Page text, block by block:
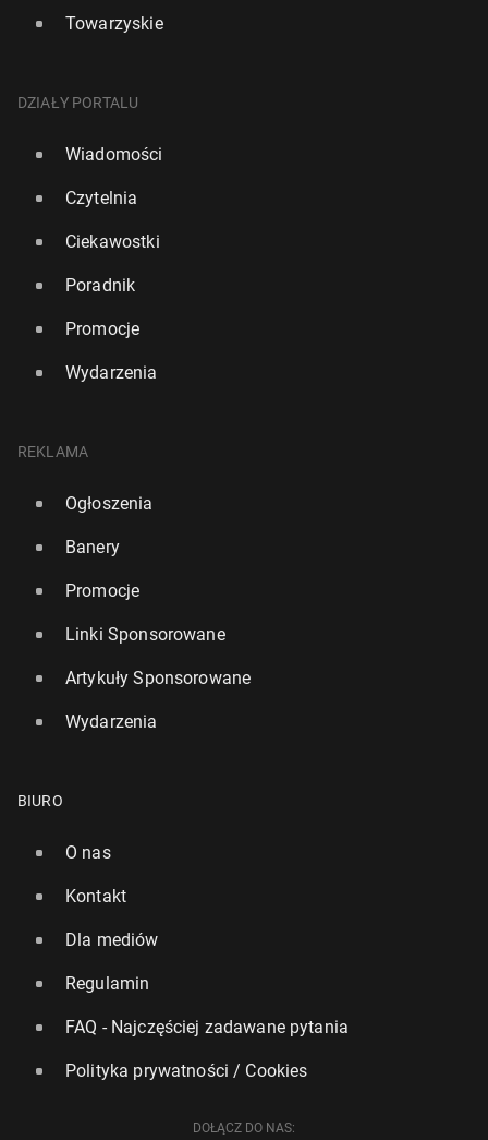
Towarzyskie
DZIAŁY PORTALU
Wiadomości
Czytelnia
Ciekawostki
Poradnik
Promocje
Wydarzenia
REKLAMA
Ogłoszenia
Banery
Promocje
Linki Sponsorowane
Artykuły Sponsorowane
Wydarzenia
BIURO
O nas
Kontakt
Dla mediów
Regulamin
FAQ - Najczęściej zadawane pytania
Polityka prywatności / Cookies
DOŁĄCZ DO NAS: